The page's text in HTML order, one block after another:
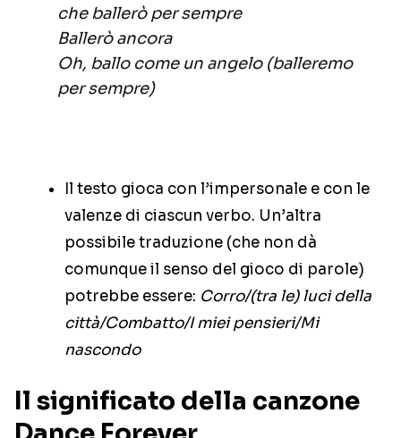
che ballerò per sempre
Ballerò ancora
Oh, ballo come un angelo (balleremo
per sempre)
Il testo gioca con l’impersonale e con le
valenze di ciascun verbo. Un’altra
possibile traduzione (che non dà
comunque il senso del gioco di parole)
potrebbe essere: Corro/(tra le) luci della
città/Combatto/I miei pensieri/Mi
nascondo
Il significato della canzone